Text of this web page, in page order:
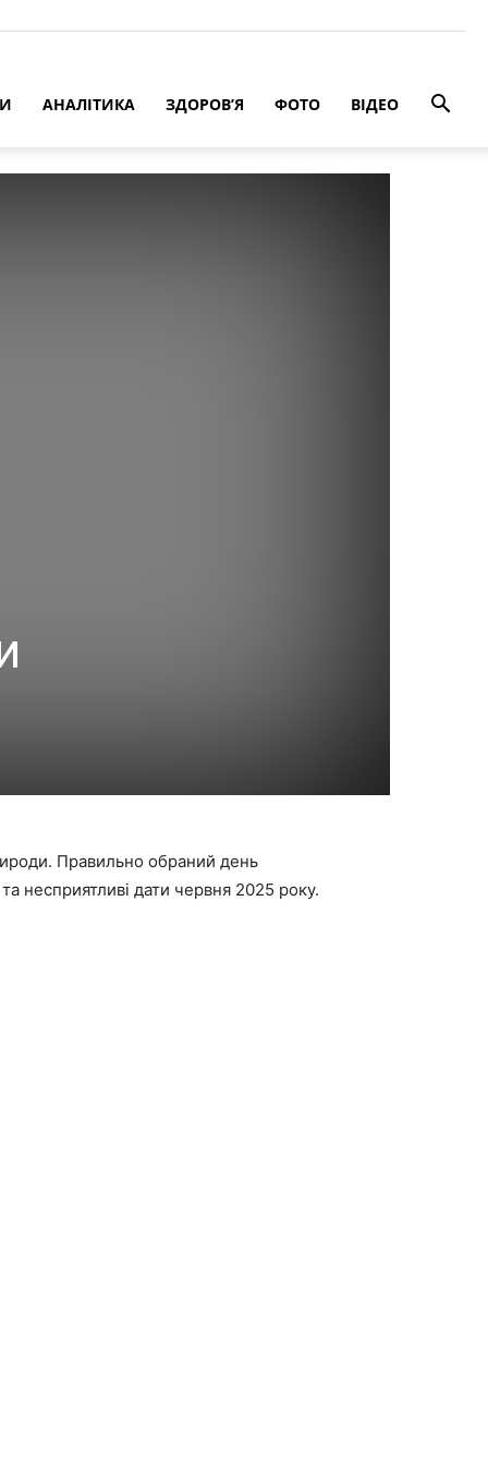
АНАЛІТИКА ЗДОРОВ’Я ФОТО ВІДЕО
Правильно обраний день
несприятливі дати червня 2025 року.